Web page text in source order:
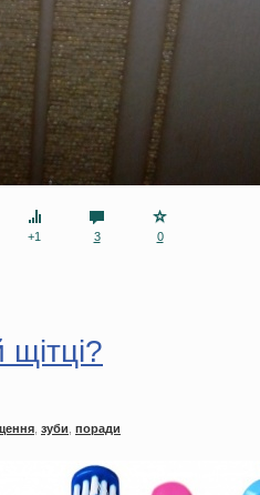
+1
3 0
зуби поради